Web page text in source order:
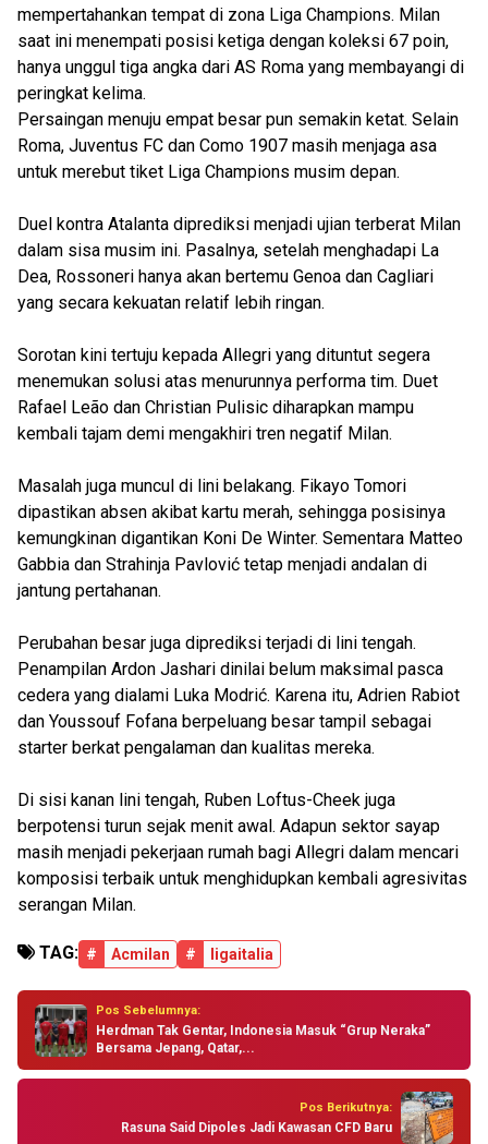
mempertahankan tempat di zona Liga Champions. Milan
saat ini menempati posisi ketiga dengan koleksi 67 poin,
hanya unggul tiga angka dari AS Roma yang membayangi di
peringkat kelima.
Persaingan menuju empat besar pun semakin ketat. Selain
Roma, Juventus FC dan Como 1907 masih menjaga asa
untuk merebut tiket Liga Champions musim depan.
Duel kontra Atalanta diprediksi menjadi ujian terberat Milan
dalam sisa musim ini. Pasalnya, setelah menghadapi La
Dea, Rossoneri hanya akan bertemu Genoa dan Cagliari
yang secara kekuatan relatif lebih ringan.
Sorotan kini tertuju kepada Allegri yang dituntut segera
menemukan solusi atas menurunnya performa tim. Duet
Rafael Leão dan Christian Pulisic diharapkan mampu
kembali tajam demi mengakhiri tren negatif Milan.
Masalah juga muncul di lini belakang. Fikayo Tomori
dipastikan absen akibat kartu merah, sehingga posisinya
kemungkinan digantikan Koni De Winter. Sementara Matteo
Gabbia dan Strahinja Pavlović tetap menjadi andalan di
jantung pertahanan.
Perubahan besar juga diprediksi terjadi di lini tengah.
Penampilan Ardon Jashari dinilai belum maksimal pasca
cedera yang dialami Luka Modrić. Karena itu, Adrien Rabiot
dan Youssouf Fofana berpeluang besar tampil sebagai
starter berkat pengalaman dan kualitas mereka.
Di sisi kanan lini tengah, Ruben Loftus-Cheek juga
berpotensi turun sejak menit awal. Adapun sektor sayap
masih menjadi pekerjaan rumah bagi Allegri dalam mencari
komposisi terbaik untuk menghidupkan kembali agresivitas
serangan Milan.
TAG: # Acmilan # ligaitalia
Pos Sebelumnya:
Herdman Tak Gentar, Indonesia Masuk “Grup Neraka”
Bersama Jepang, Qatar,...
Pos Berikutnya:
Rasuna Said Dipoles Jadi Kawasan CFD Baru